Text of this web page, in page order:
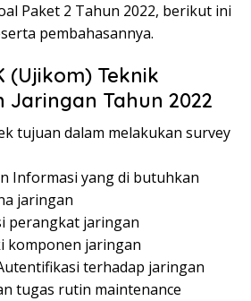
Paket 2 Tahun 2022, berikut ini
pembahasannya.
(Ujikom) Teknik
Tahun 2022
tujuan dalam melakukan survey
Informasi yang di butuhkan
jaringan
perangkat jaringan
komponen jaringan
terhadap jaringan
tugas rutin maintenance